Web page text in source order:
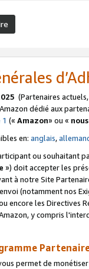
(Partenaires
dédié aux
1 (« Amazon» ou « nous
en: anglais,
ou souhaitant
») doit accepter les
à notre Site
(notamment nos
encore les Directives
y compris
permet de